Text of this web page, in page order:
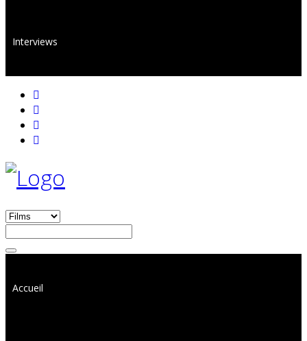
Interviews
Accueil